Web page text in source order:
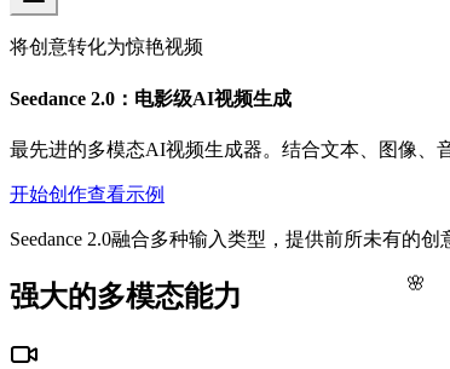
🌸
将创意转化为惊艳视频
Seedance 2.0：电影级AI视频生成
最先进的多模态AI视频生成器。结合文本、图像、
开始创作查看示例
Seedance 2.0融合多种输入类型，提供前所未有的创
强大的多模态能力